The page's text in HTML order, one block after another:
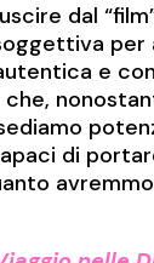
dal
per
e
di